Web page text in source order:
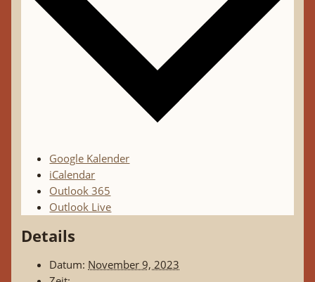
Google Kalender
iCalendar
Outlook 365
Outlook Live
Details
Datum: November 9, 2023